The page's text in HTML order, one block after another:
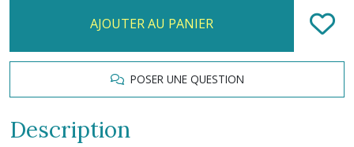
AJOUTER AU PANIER
POSER UNE QUESTION
Description